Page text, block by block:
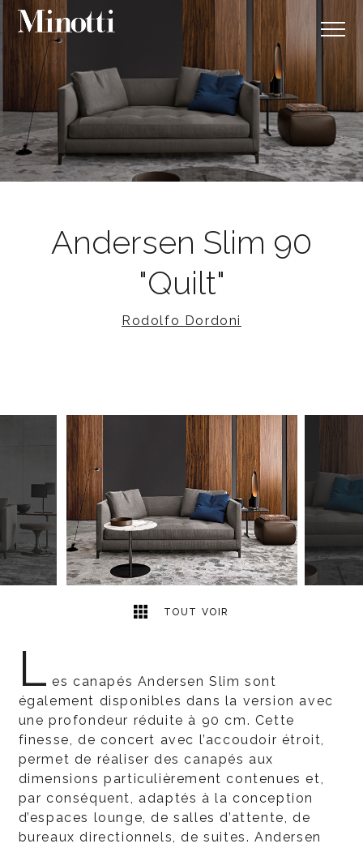
Andersen Slim 90
"Quilt"
Rodolfo Dordoni
TOUT VOIR
5
L es canapés Andersen Slim sont
également disponibles dans la version avec
une profondeur réduite à 90 cm. Cette
finesse, de concert avec l’accoudoir étroit,
permet de réaliser des canapés aux
dimensions particulièrement contenues et,
par conséquent, adaptés à la conception
d’espaces lounge, de salles d’attente, de
bureaux directionnels, de suites. Andersen